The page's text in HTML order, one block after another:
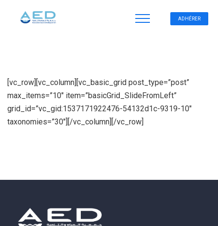
ADHÉRER
[vc_row][vc_column][vc_basic_grid post_type=”post”
max_items=”10″ item=”basicGrid_SlideFromLeft”
grid_id=”vc_gid:1537171922476-54132d1c-9319-10″
taxonomies=”30″][/vc_column][/vc_row]